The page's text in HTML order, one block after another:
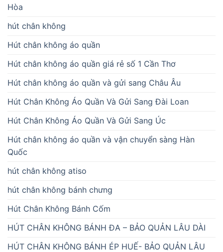
Hòa
hút chân không
Hút chân không áo quần
Hút chân không áo quần giá rẻ số 1 Cần Thơ
Hút chân không áo quần và gửi sang Châu Âu
Hút Chân Không Áo Quần Và Gửi Sang Đài Loan
Hút Chân Không Áo Quần Và Gửi Sang Úc
Hút chân không áo quần và vận chuyển sàng Hàn
Quốc
hút chân không atiso
hút chân không bánh chưng
Hút Chân Không Bánh Cốm
HÚT CHÂN KHÔNG BÁNH ĐA – BẢO QUẢN LÂU DÀI
HÚT CHÂN KHÔNG BÁNH ÉP HUẾ- BẢO QUẢN LÂU